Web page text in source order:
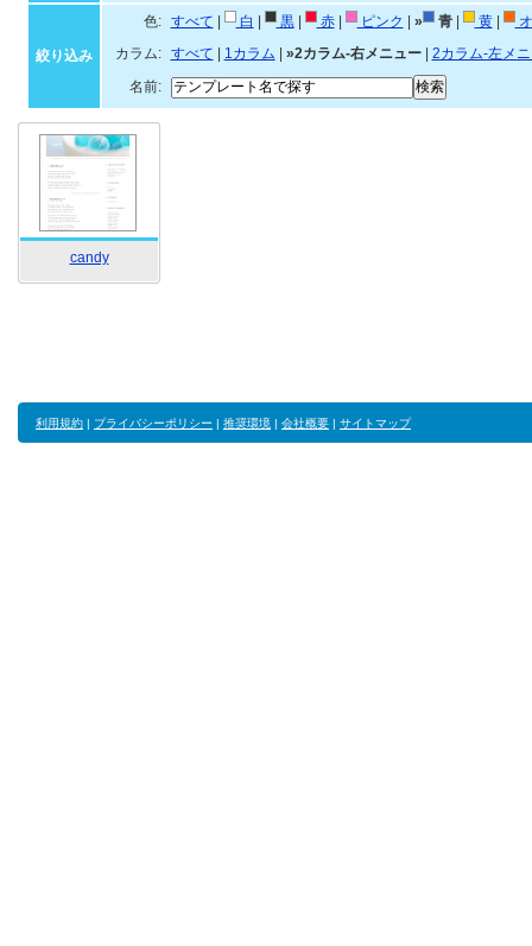
絞り込み
色: すべて 白 黒| 赤| ピンク » 青| 黄|
カラム:
すべて 1カラム »2カラム-右メニュー| 2カラム-左メ
名前:
candy
利用規約 | プライバシーポリシー | 推奨環境 | 会社概要 | サイトマップ